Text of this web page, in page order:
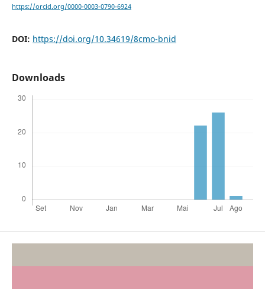
https://orcid.org/0000-0003-0790-6924
DOI: https://doi.org/10.34619/8cmo-bnid
Downloads